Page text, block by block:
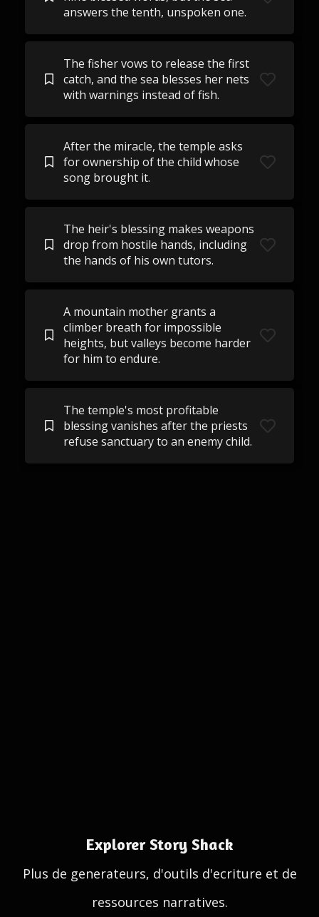
answers the tenth, unspoken one.
The fisher vows to release the first
catch, and the sea blesses her nets
with warnings instead of fish.
After the miracle, the temple asks
for ownership of the child whose
song brought it.
The heir's blessing makes weapons
drop from hostile hands, including
the hands of his own tutors.
A mountain mother grants a
climber breath for impossible
heights, but valleys become harder
for him to endure.
The temple's most profitable
blessing vanishes after the priests
refuse sanctuary to an enemy child.
Explorer Story Shack
Plus de generateurs, d'outils d'ecriture et de
ressources narratives.